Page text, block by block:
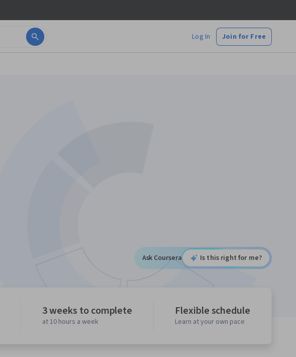
Log In Join for Free
Ask Coursera Is this right for me?
3 weeks to complete
at 10 hours a week
Flexible schedule
Learn at your own pace